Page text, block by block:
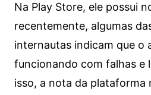
Na Play Store, ele possui
recentemente, algumas
internautas indicam que o
funcionando com falhas e
isso, a nota da plataforma